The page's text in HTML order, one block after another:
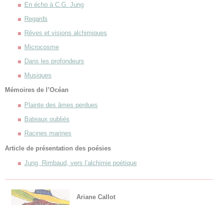
En écho à C.G. Jung
Regards
Rêves et visions alchimiques
Microcosme
Dans les profondeurs
Musiques
Mémoires de l’Océan
Plainte des âmes perdues
Bateaux oubliés
Racines marines
Article de présentation des poésies
Jung, Rimbaud, vers l’alchimie poétique
Ariane Callot